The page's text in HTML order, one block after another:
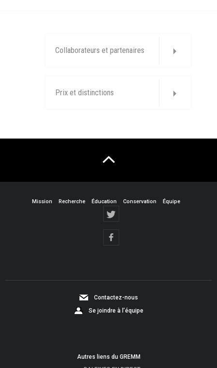
Collaborateurs et partenaires
Prix et distinctions
Mission Recherche Éducation Conservation Équipe
Contactez-nous
Se joindre à l’équipe
Autres liens du GREMM